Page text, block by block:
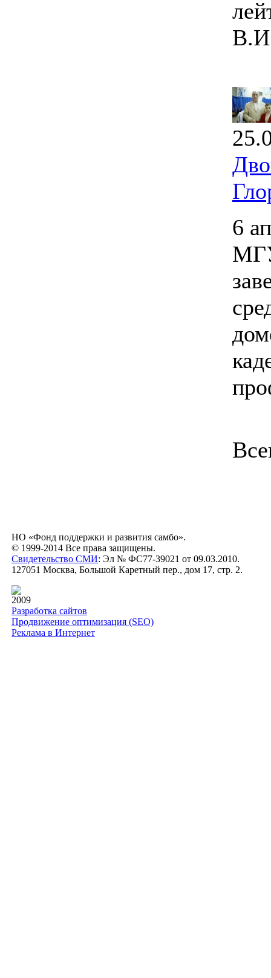
6
НО «Фонд поддержки и развития самбо».
© 1999-2014 Все права защищены.
Свидетельство СМИ: Эл № ФС77-39021 от 09.03.2010.
127051 Москва, Большой Каретный пер., дом 17, стр. 2.
2009
Разработка сайтов
Продвижение оптимизация (SEO)
Реклама в Интернет